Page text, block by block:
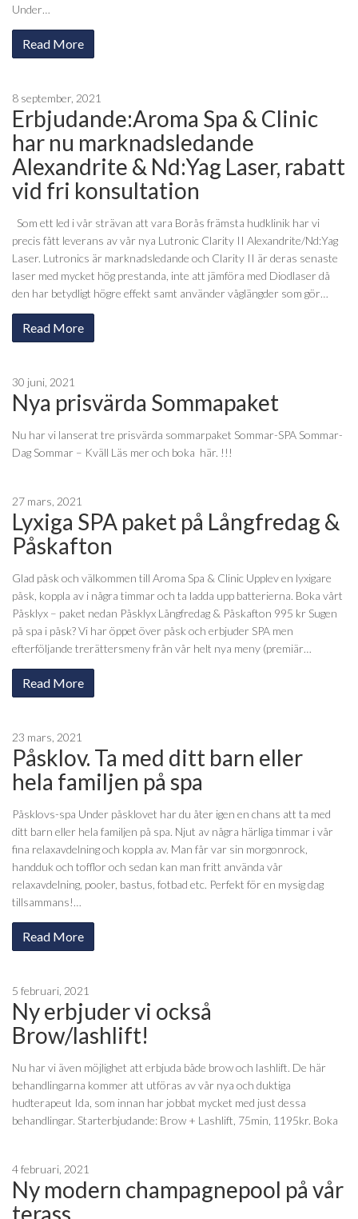
Under…
Read More
8 september, 2021
Erbjudande:Aroma Spa & Clinic
har nu marknadsledande
Alexandrite & Nd:Yag Laser, rabatt
vid fri konsultation
Som ett led i vår strävan att vara Borås främsta hudklinik har vi
precis fått leverans av vår nya Lutronic Clarity II Alexandrite/Nd:Yag
Laser. Lutronics är marknadsledande och Clarity II är deras senaste
laser med mycket hög prestanda, inte att jämföra med Diodlaser då
den har betydligt högre effekt samt använder våglängder som gör…
Read More
30 juni, 2021
Nya prisvärda Sommapaket
Nu har vi lanserat tre prisvärda sommarpaket Sommar-SPA Sommar-
Dag Sommar – Kväll Läs mer och boka här. !!!
27 mars, 2021
Lyxiga SPA paket på Långfredag &
Påskafton
Glad påsk och välkommen till Aroma Spa & Clinic Upplev en lyxigare
påsk, koppla av i några timmar och ta ladda upp batterierna. Boka vårt
Påsklyx – paket nedan Påsklyx Långfredag & Påskafton 995 kr Sugen
på spa i påsk? Vi har öppet över påsk och erbjuder SPA men
efterföljande trerättersmeny från vår helt nya meny (premiär…
Read More
23 mars, 2021
Påsklov. Ta med ditt barn eller
hela familjen på spa
Påsklovs-spa Under påsklovet har du åter igen en chans att ta med
ditt barn eller hela familjen på spa. Njut av några härliga timmar i vår
fina relaxavdelning och koppla av. Man får var sin morgonrock,
handduk och tofflor och sedan kan man fritt använda vår
relaxavdelning, pooler, bastus, fotbad etc. Perfekt för en mysig dag
tillsammans!…
Read More
5 februari, 2021
Ny erbjuder vi också
Brow/lashlift!
Nu har vi även möjlighet att erbjuda både brow och lashlift. De här
behandlingarna kommer att utföras av vår nya och duktiga
hudterapeut Ida, som innan har jobbat mycket med just dessa
behandlingar. Starterbjudande: Brow + Lashlift, 75min, 1195kr. Boka
4 februari, 2021
Ny modern champagnepool på vår
terass